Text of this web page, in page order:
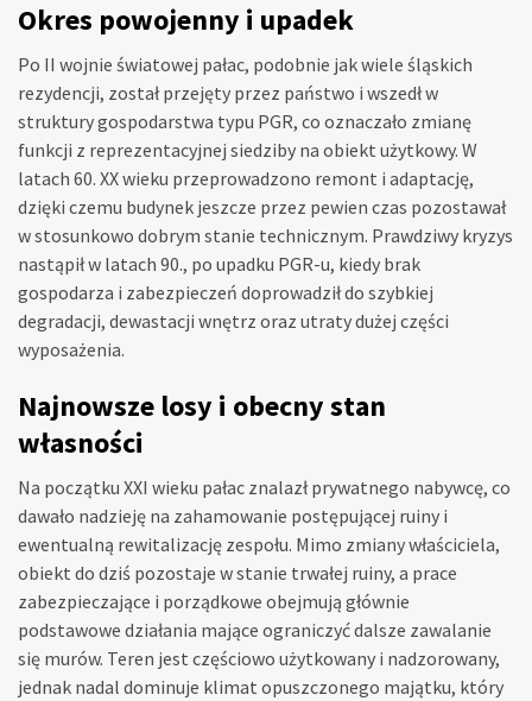
Okres powojenny i upadek
Po II wojnie światowej pałac, podobnie jak wiele śląskich
rezydencji, został przejęty przez państwo i wszedł w
struktury gospodarstwa typu PGR, co oznaczało zmianę
funkcji z reprezentacyjnej siedziby na obiekt użytkowy. W
latach 60. XX wieku przeprowadzono remont i adaptację,
dzięki czemu budynek jeszcze przez pewien czas pozostawał
w stosunkowo dobrym stanie technicznym. Prawdziwy kryzys
nastąpił w latach 90., po upadku PGR-u, kiedy brak
gospodarza i zabezpieczeń doprowadził do szybkiej
degradacji, dewastacji wnętrz oraz utraty dużej części
wyposażenia.
Najnowsze losy i obecny stan
własności
Na początku XXI wieku pałac znalazł prywatnego nabywcę, co
dawało nadzieję na zahamowanie postępującej ruiny i
ewentualną rewitalizację zespołu. Mimo zmiany właściciela,
obiekt do dziś pozostaje w stanie trwałej ruiny, a prace
zabezpieczające i porządkowe obejmują głównie
podstawowe działania mające ograniczyć dalsze zawalanie
się murów. Teren jest częściowo użytkowany i nadzorowany,
jednak nadal dominuje klimat opuszczonego majątku, który